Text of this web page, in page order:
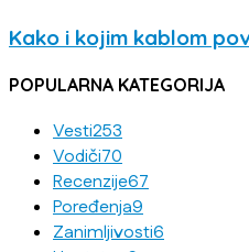
Kako i kojim kablom
POPULARNA KATEGORIJA
Vesti253
Vodiči70
Recenzije67
Poređenja9
Zanimljivosti6